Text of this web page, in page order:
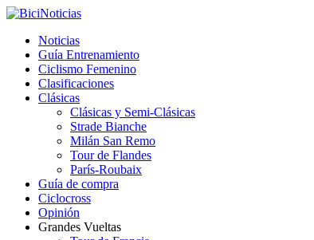
Noticias
Guía Entrenamiento
Ciclismo Femenino
Clasificaciones
Clásicas
Clásicas y Semi-Clásicas
Strade Bianche
Milán San Remo
Tour de Flandes
París-Roubaix
Guía de compra
Ciclocross
Opinión
Grandes Vueltas